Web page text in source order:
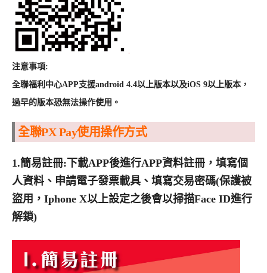
注意事項:
全聯福利中心APP支援android 4.4以上版本以及iOS 9以上版本，
過早的版本恐無法操作使用。
全聯PX Pay使用操作方式
1.簡易註冊:下載APP後進行APP資料註冊，填寫個
人資料、申請電子發票載具、填寫交易密碼(保護被
盜用，Iphone X以上設定之後會以掃描Face ID進行
解鎖)